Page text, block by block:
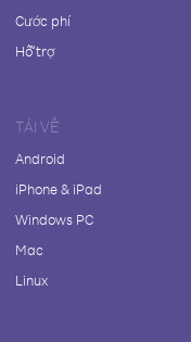
Cước phí
Hỗ trợ
TẢI VỀ
Android
iPhone & iPad
Windows PC
Mac
Linux